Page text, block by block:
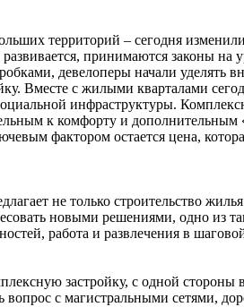
территорий – сегодня
принимаются законы
девелоперы начали уделять
Вместе с жилыми кварталами
инфраструктуры.
к комфорту и
фактором остается цена,
не только строительство
новыми решениями, одно
работа и развлечения в
застройку, с одной
с магистральными сетями,